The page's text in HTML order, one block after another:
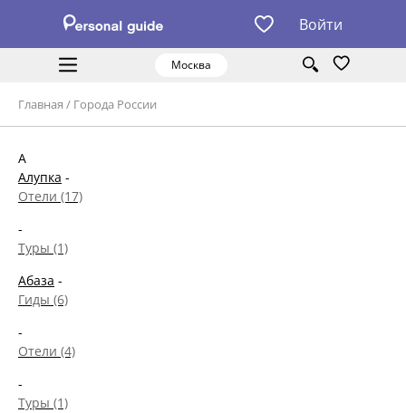
Войти
Москва
Главная / Города России
А
Алупка -
Отели (17)
-
Туры (1)
Абаза -
Гиды (6)
-
Отели (4)
-
Туры (1)